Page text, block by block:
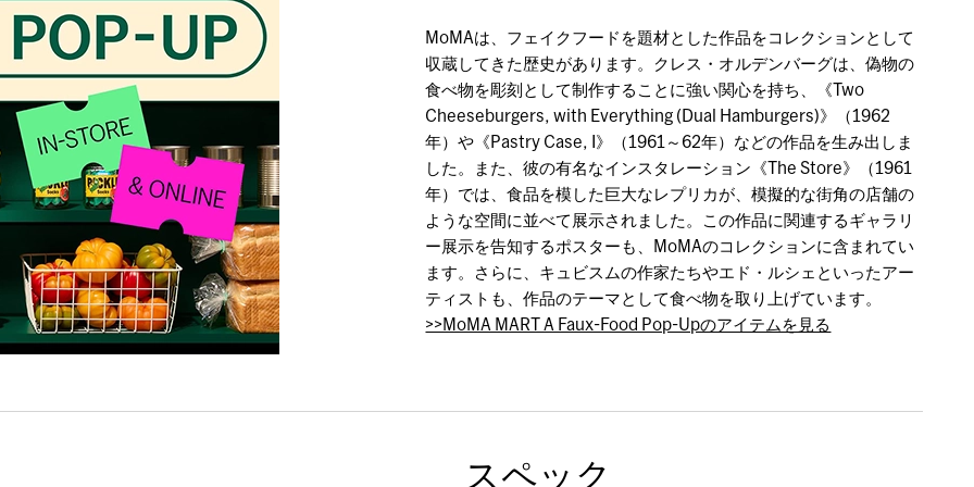
MoMAは、フェイクフードを題材とした作品をコレクションとして
収蔵してきた歴史があります。クレス・オルデンバーグは、偽物の
食べ物を彫刻として制作することに強い関心を持ち、《Two
Cheeseburgers, with Everything (Dual Hamburgers)》（1962
年）や《Pastry Case, I》（1961～62年）などの作品を生み出しま
した。また、彼の有名なインスタレーション《The Store》（1961
年）では、食品を模した巨大なレプリカが、模擬的な街角の店舗の
ような空間に並べて展示されました。この作品に関連するギャラリ
ー展示を告知するポスターも、MoMAのコレクションに含まれてい
ます。さらに、キュビスムの作家たちやエド・ルシェといったアー
ティストも、作品のテーマとして食べ物を取り上げています。
>>MoMA MART A Faux-Food Pop-Upのアイテムを見る
スペック